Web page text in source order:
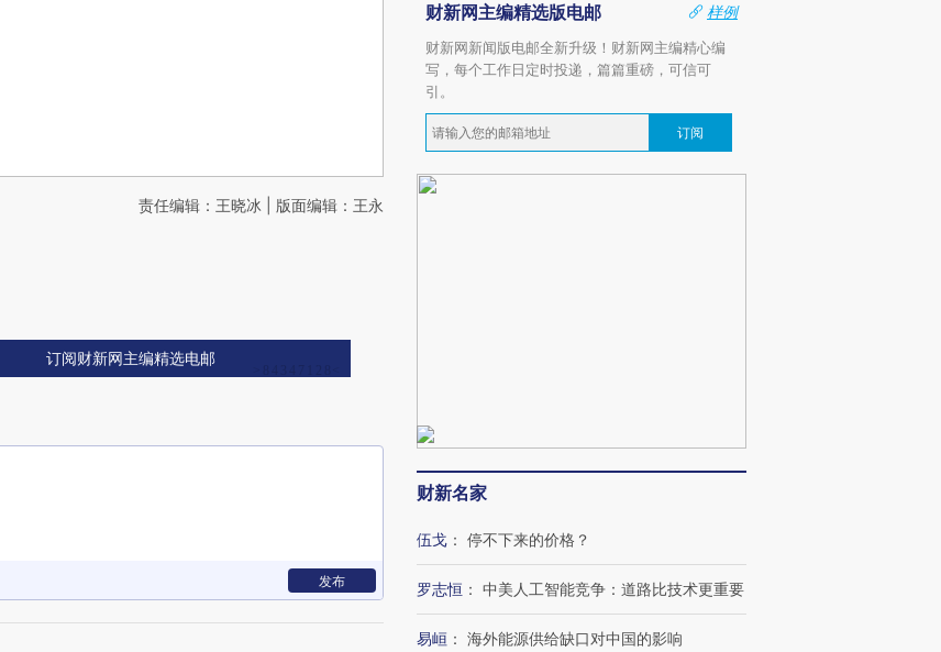
责任编辑：王晓冰 | 版面编辑：王永
订阅财新网主编精选电邮
发布
财新网主编精选版电邮
样例
财新网新闻版电邮全新升级！财新网主编精心编
写，每个工作日定时投递，篇篇重磅，可信可
引。
订阅
财新名家
伍戈 ： 停不下来的价格？
罗志恒 ： 中美人工智能竞争：道路比技术更重要
易峘 ： 海外能源供给缺口对中国的影响